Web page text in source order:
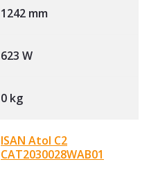
1242 mm
623 W
0 kg
ISAN Atol C2
CAT2030028WAB01